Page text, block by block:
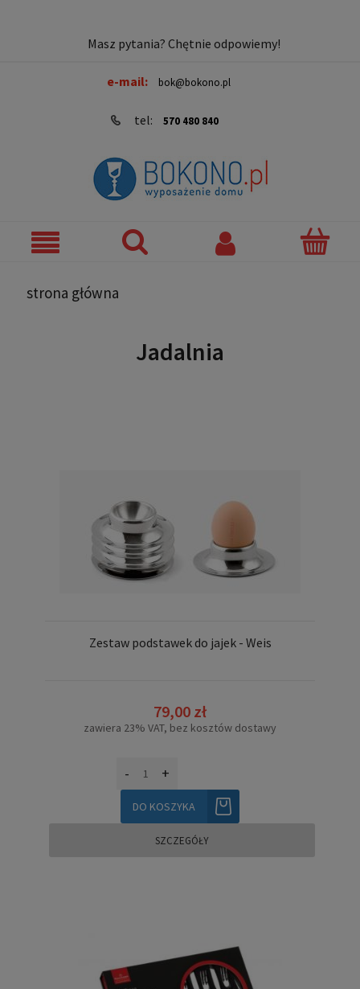
Masz pytania? Chętnie odpowiemy!
e-mail: bok@bokono.pl
tel: 570 480 840
strona główna
Jadalnia
Zestaw podstawek do jajek - Weis
79,00 zł
zawiera 23% VAT, bez kosztów dostawy
- +
DO KOSZYKA
SZCZEGÓŁY